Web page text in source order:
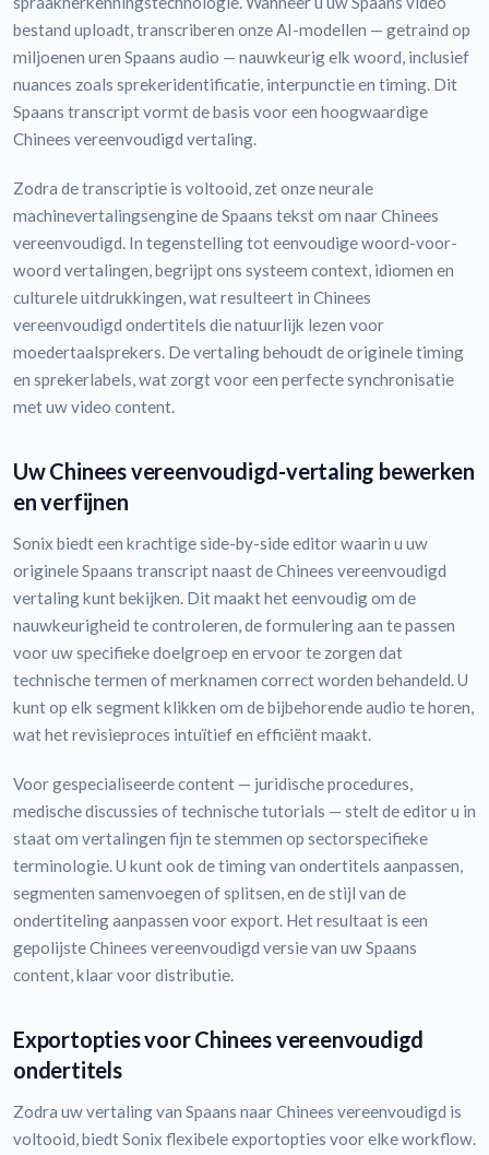
bestand uploadt, transcriberen onze AI-modellen — getraind op
miljoenen uren Spaans audio — nauwkeurig elk woord, inclusief
nuances zoals sprekeridentificatie, interpunctie en timing. Dit
Spaans transcript vormt de basis voor een hoogwaardige
Chinees vereenvoudigd vertaling.
Zodra de transcriptie is voltooid, zet onze neurale
machinevertalingsengine de Spaans tekst om naar Chinees
vereenvoudigd. In tegenstelling tot eenvoudige woord-voor-
woord vertalingen, begrijpt ons systeem context, idiomen en
culturele uitdrukkingen, wat resulteert in Chinees
vereenvoudigd ondertitels die natuurlijk lezen voor
moedertaalsprekers. De vertaling behoudt de originele timing
en sprekerlabels, wat zorgt voor een perfecte synchronisatie
met uw video content.
Uw Chinees vereenvoudigd-vertaling bewerken
en verfijnen
Sonix biedt een krachtige side-by-side editor waarin u uw
originele Spaans transcript naast de Chinees vereenvoudigd
vertaling kunt bekijken. Dit maakt het eenvoudig om de
nauwkeurigheid te controleren, de formulering aan te passen
voor uw specifieke doelgroep en ervoor te zorgen dat
technische termen of merknamen correct worden behandeld. U
kunt op elk segment klikken om de bijbehorende audio te horen,
wat het revisieproces intuïtief en efficiënt maakt.
Voor gespecialiseerde content — juridische procedures,
medische discussies of technische tutorials — stelt de editor u in
staat om vertalingen fijn te stemmen op sectorspecifieke
terminologie. U kunt ook de timing van ondertitels aanpassen,
segmenten samenvoegen of splitsen, en de stijl van de
ondertiteling aanpassen voor export. Het resultaat is een
gepolijste Chinees vereenvoudigd versie van uw Spaans
content, klaar voor distributie.
Exportopties voor Chinees vereenvoudigd
ondertitels
Zodra uw vertaling van Spaans naar Chinees vereenvoudigd is
voltooid, biedt Sonix flexibele exportopties voor elke workflow.